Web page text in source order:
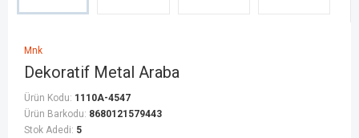
Mnk
Dekoratif Metal Araba
Ürün Kodu: 1110A-4547
Ürün Barkodu: 8680121579443
Stok Adedi: 5